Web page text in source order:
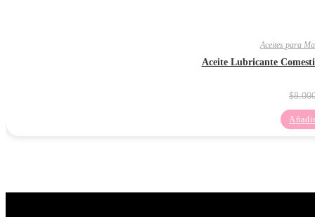
Aceites para
Aceite Lubricante
$